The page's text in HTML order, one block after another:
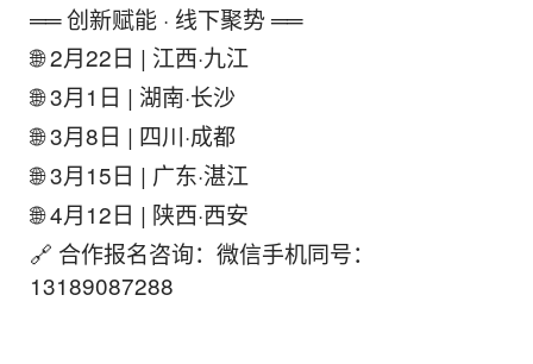
══ 创新赋能 · 线下聚势 ══
🌐 2月22日 | 江西·九江
🌐 3月1日 | 湖南·长沙
🌐 3月8日 | 四川·成都
🌐 3月15日 | 广东·湛江
🌐 4月12日 | 陕西·西安
🔗 合作报名咨询：微信手机同号：
13189087288